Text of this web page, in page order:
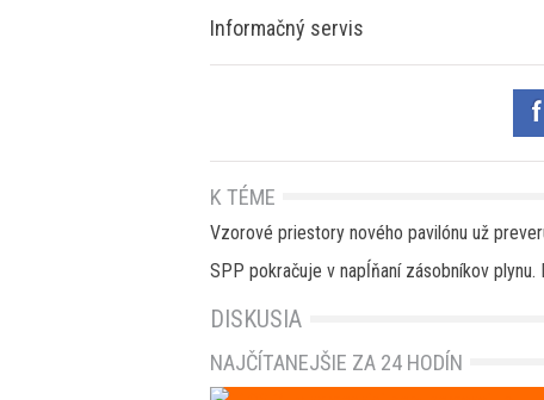
Informačný servis
K TÉME
Vzorové priestory nového pavilónu už
SPP pokračuje v napĺňaní zásobníkov
DISKUSIA
NAJČÍTANEJŠIE ZA 24 HODÍN